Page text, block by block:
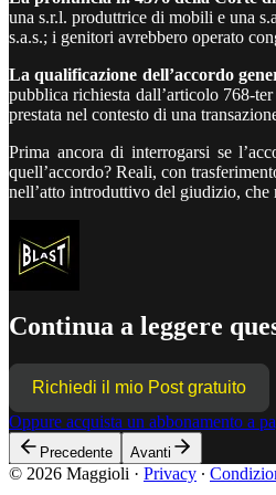
una s.r.l. produttrice di mobili e una
s.a.s.; i genitori avrebbero operato
La qualificazione dell’accordo
pubblica richiesta dall’articolo 768-
prestata nel contesto di una
Prima ancora di interrogarsi se
quell’accordo? Reali, con
nell’atto introduttivo del giudizio, che
Continua a leggere
Richiedi il mio Post gratuito
Oppure acquista un abbonamento a
Precedente Avanti
© 2026 Maggioli · Privacy ∙